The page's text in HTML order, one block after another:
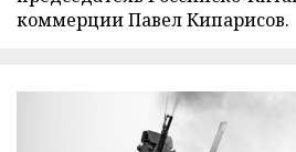
коммерции Павел Кипарисов.